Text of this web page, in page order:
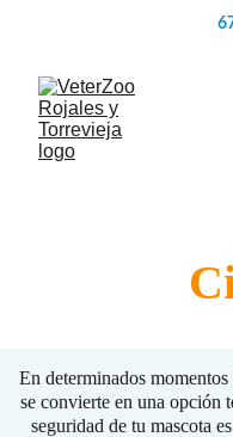
En determinados
se convierte en una opción
seguridad de tu mascota